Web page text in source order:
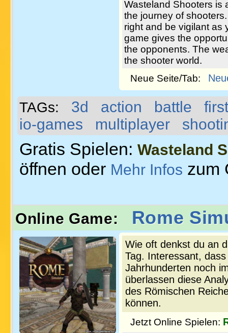
Wasteland Shooters is
the journey of
right and be vigilant as
game gives the
the opponents. The
the shooter world.
Neue Seite/Tab:
TAGs: 3d action battle
io-games
multiplayer
Gratis Spielen: Wasteland
öffnen oder Mehr Infos zum
Online Game: Rome
Wie oft denkst du an
Tag. Interessant,
Jahrhunderten noch
überlassen diese
des Römischen
können.
Jetzt Online Spielen: